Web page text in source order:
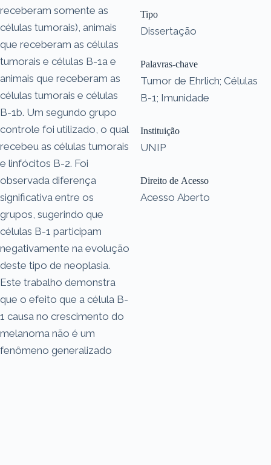
receberam somente as
células tumorais), animais
que receberam as células
tumorais e células B-1a e
animais que receberam as
células tumorais e células
B-1b. Um segundo grupo
controle foi utilizado, o qual
recebeu as células tumorais
e linfócitos B-2. Foi
observada diferença
significativa entre os
grupos, sugerindo que
células B-1 participam
negativamente na evolução
deste tipo de neoplasia.
Este trabalho demonstra
que o efeito que a célula B-
1 causa no crescimento do
melanoma não é um
fenômeno generalizado
Tipo
Dissertação
Palavras-chave
Tumor de Ehrlich; Células
B-1; Imunidade
Instituição
UNIP
Direito de Acesso
Acesso Aberto